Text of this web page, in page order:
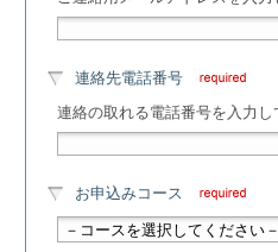
連絡先電話番号
連絡の取れる電話番号を入力
お申込みコース